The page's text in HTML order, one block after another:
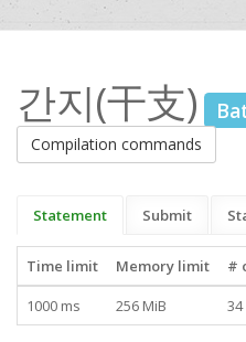
간지(干支)
Compilation commands
Statement Submit
Time limit Memory limit #
1000 ms
256 MiB 34